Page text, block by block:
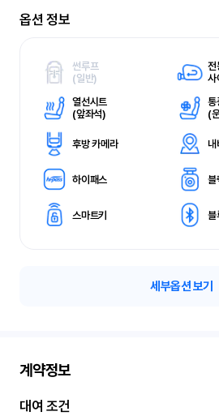
옵션 정보
썬루프
(일반)
전
사
열선시트
(앞좌석)
통
(
후방 카메라 내
하이패스 블
스마트키 블
세부옵션 보기
계약정보
대여 조건